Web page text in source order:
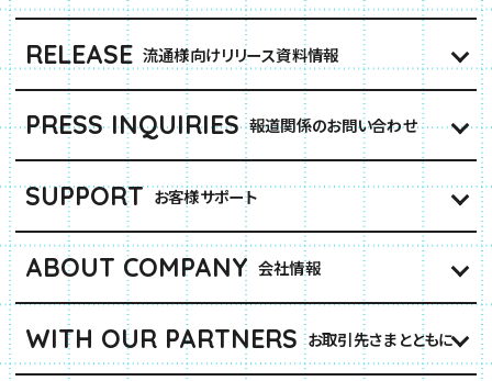
RELEASE 流通様向けリリース資料情報
PRESS INQUIRIES 報道関係のお問い合わせ
SUPPORT お客様サポート
ABOUT COMPANY 会社情報
WITH OUR PARTNERS お取引先さまとともに